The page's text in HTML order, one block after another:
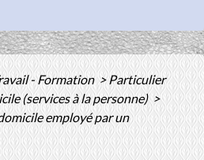
- Formation > Particulier
(services à la personne) >
employé par un